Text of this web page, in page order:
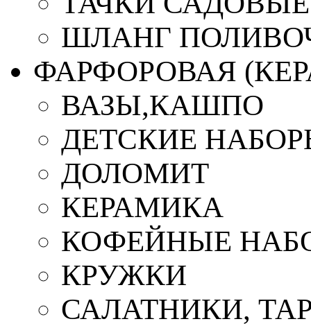
ШЛАНГ
ФАРФОРОВАЯ
ВАЗЫ,КАШПО
ДЕТСКИЕ
ДОЛОМИТ
КЕРАМИКА
КОФЕЙНЫЕ
КРУЖКИ
САЛАТНИКИ,